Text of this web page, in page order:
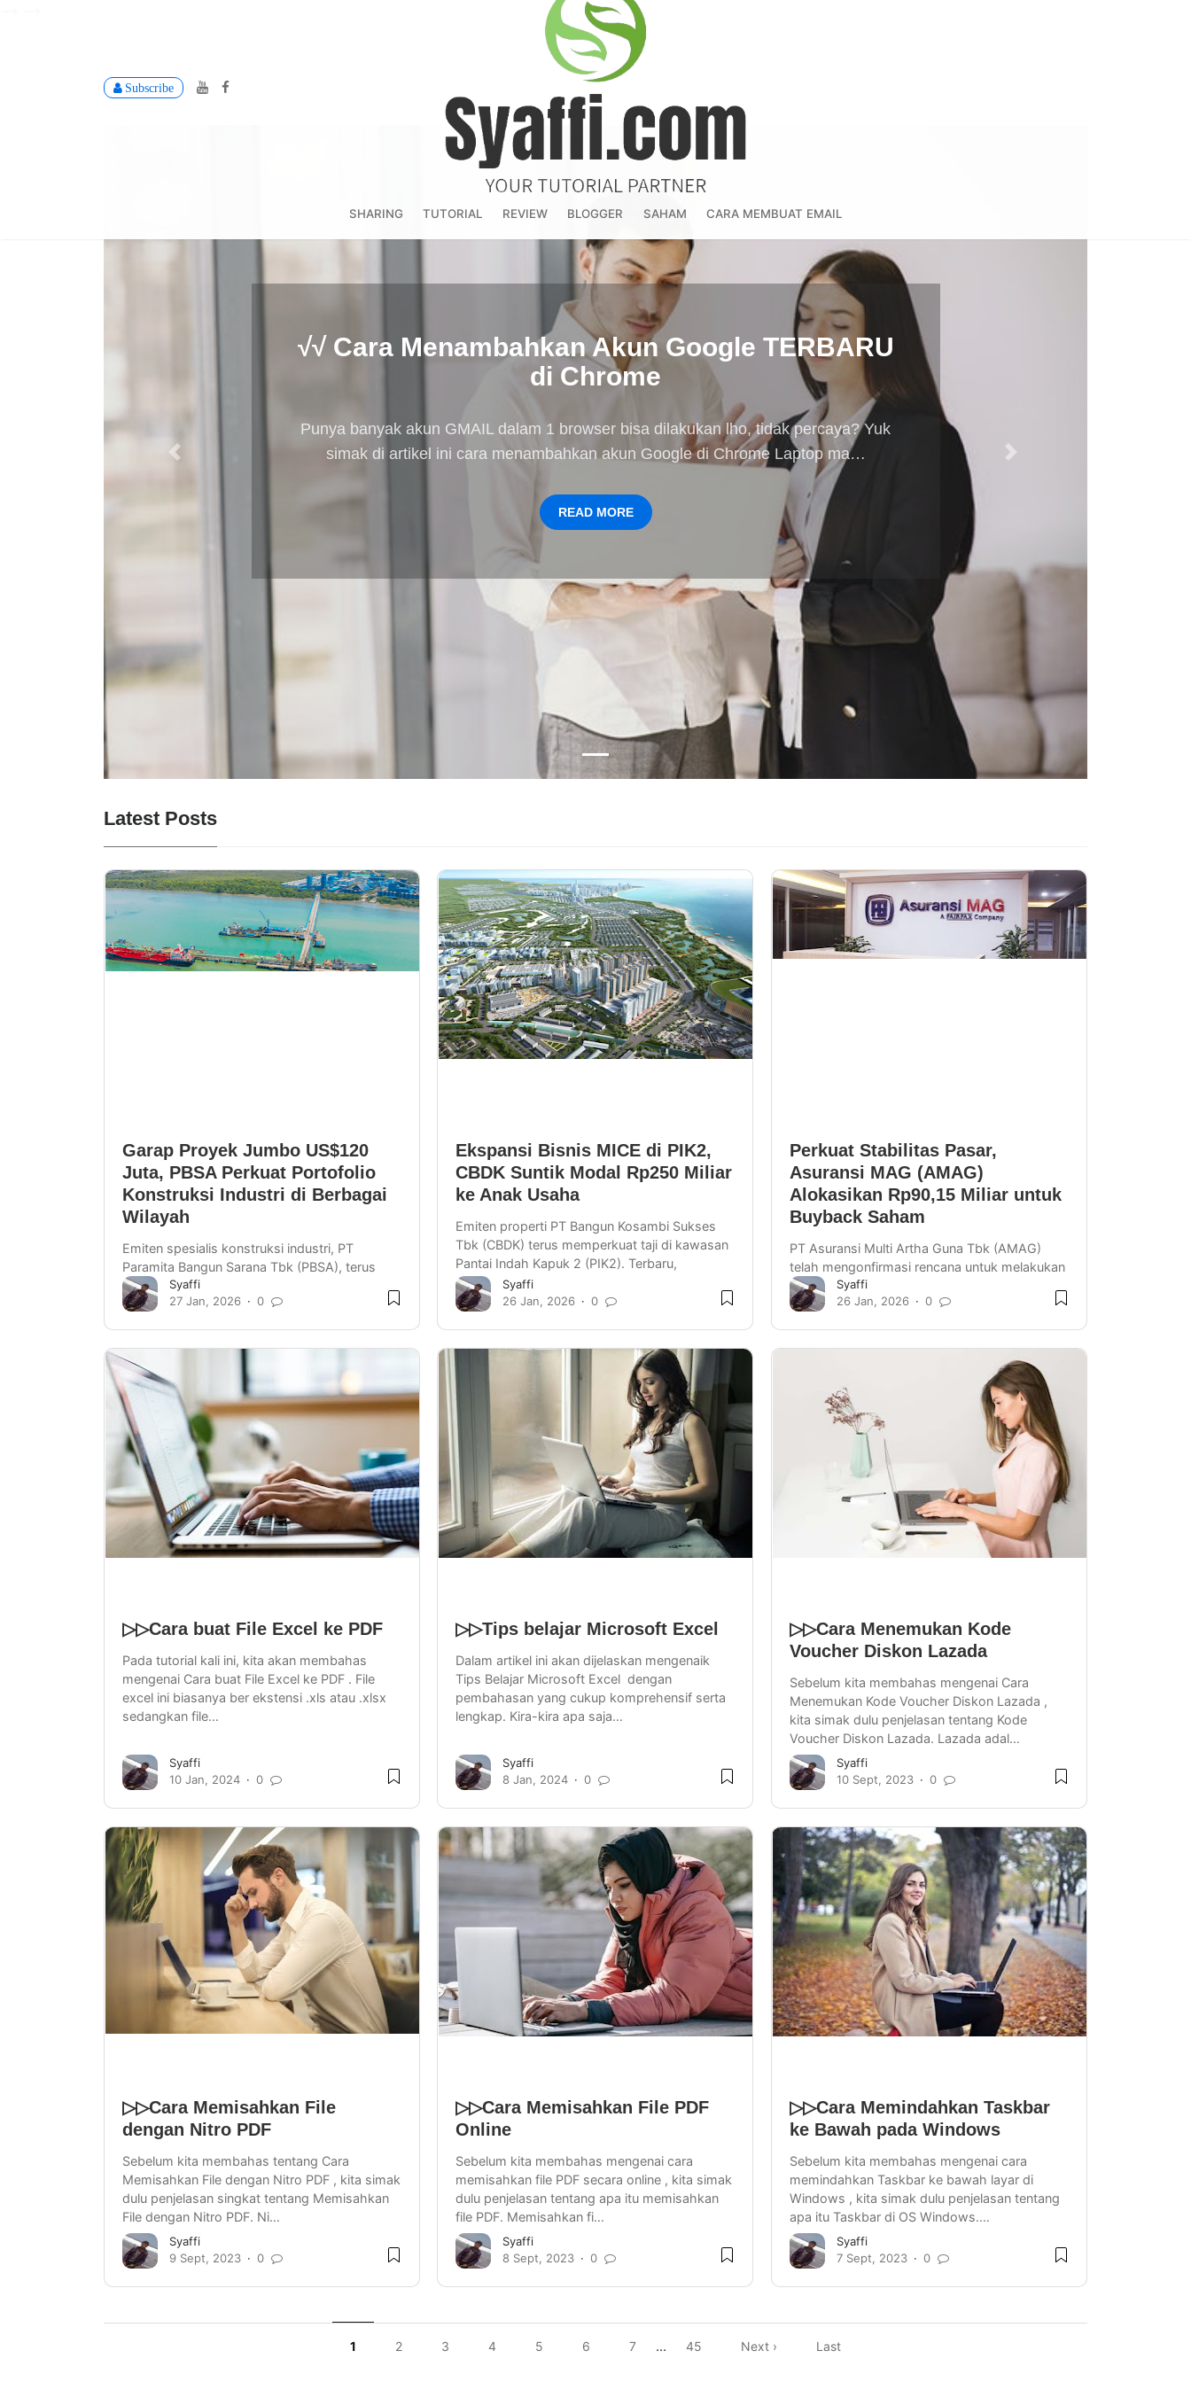
Subscribe
Blog
Tutorial
dan
Sharing
TERBARU
SHARING TUTORIAL REVIEW BLOGGER SAHAM CARA MEMBUAT EMAIL
√√ Cara Menambahkan Akun Google TERBARU
di Chrome
Punya banyak akun GMAIL dalam 1 browser bisa dilakukan lho, tidak percaya? Yuk
simak di artikel ini cara menambahkan akun Google di Chrome Laptop ma…
READ MORE
Latest Posts
Garap Proyek Jumbo US$120
Juta, PBSA Perkuat Portofolio
Konstruksi Industri di Berbagai
Wilayah
Emiten spesialis konstruksi industri, PT
Paramita Bangun Sarana Tbk (PBSA), terus
membuktikan eksistensinya dengan
mengamankan sejumlah proyek strate…
Syaffi
27 Jan, 2026
0
Ekspansi Bisnis MICE di PIK2,
CBDK Suntik Modal Rp250 Miliar
ke Anak Usaha
Emiten properti PT Bangun Kosambi Sukses
Tbk (CBDK) terus memperkuat taji di kawasan
Pantai Indah Kapuk 2 (PIK2). Terbaru,
perusahaan resmi mengucurk…
Syaffi
26 Jan, 2026
0
Perkuat Stabilitas Pasar,
Asuransi MAG (AMAG)
Alokasikan Rp90,15 Miliar untuk
Buyback Saham
PT Asuransi Multi Artha Guna Tbk (AMAG)
telah mengonfirmasi rencana untuk melakukan
pembelian kembali saham atau buyback.
Langkah strategis ini diamb…
Syaffi
26 Jan, 2026
0
▷▷Cara buat File Excel ke PDF
Pada tutorial kali ini, kita akan membahas
mengenai Cara buat File Excel ke PDF . File
excel ini biasanya ber ekstensi .xls atau .xlsx
sedangkan file…
Syaffi
10 Jan, 2024
0
▷▷Tips belajar Microsoft Excel
Dalam artikel ini akan dijelaskan mengenaik
Tips Belajar Microsoft Excel dengan
pembahasan yang cukup komprehensif serta
lengkap. Kira-kira apa saja…
Syaffi
8 Jan, 2024
0
▷▷Cara Menemukan Kode
Voucher Diskon Lazada
Sebelum kita membahas mengenai Cara
Menemukan Kode Voucher Diskon Lazada ,
kita simak dulu penjelasan tentang Kode
Voucher Diskon Lazada. Lazada adal…
Syaffi
10 Sept, 2023
0
▷▷Cara Memisahkan File
dengan Nitro PDF
Sebelum kita membahas tentang Cara
Memisahkan File dengan Nitro PDF , kita simak
dulu penjelasan singkat tentang Memisahkan
File dengan Nitro PDF. Ni…
Syaffi
9 Sept, 2023
0
▷▷Cara Memisahkan File PDF
Online
Sebelum kita membahas mengenai cara
memisahkan file PDF secara online , kita simak
dulu penjelasan tentang apa itu memisahkan
file PDF. Memisahkan fi…
Syaffi
8 Sept, 2023
0
▷▷Cara Memindahkan Taskbar
ke Bawah pada Windows
Sebelum kita membahas mengenai cara
memindahkan Taskbar ke bawah layar di
Windows , kita simak dulu penjelasan tentang
apa itu Taskbar di OS Windows.…
Syaffi
7 Sept, 2023
0
1 2 3 4 5 6 7 ... 45 Next › Last